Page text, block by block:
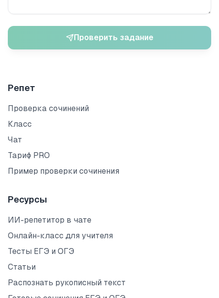
Проверить задание
Репет
Проверка сочинений
Класс
Чат
Тариф PRO
Пример проверки сочинения
Ресурсы
ИИ-репетитор в чате
Онлайн-класс для учителя
Тесты ЕГЭ и ОГЭ
Статьи
Распознать рукописный текст